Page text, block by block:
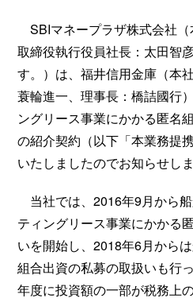
SBIマネープラザ株式会社
取締役執行役員社長：太田智
す。）は、福井信用金庫（本
蓑輪進一、理事長：橋詰國行
ングリース事業にかかる匿名
の紹介契約（以下「本業務提
いたしましたのでお知らせしま
当社では、2016年9月から
ティングリース事業にかかる
いを開始し、2018年6月から
組合出資の私募の取扱いも行
年度に投資額の一部が税務上